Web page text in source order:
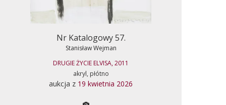
Nr Katalogowy 57.
Stanisław Wejman
DRUGIE ŻYCIE ELVISA, 2011
akryl, płótno
aukcja z 19 kwietnia 2026